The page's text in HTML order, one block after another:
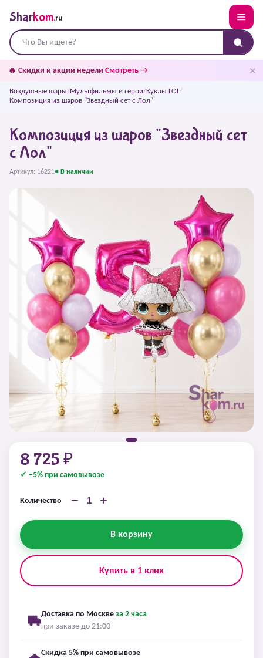
Sharkom.ru
🔥 Скидки и акции недели Смотреть → ✕
Воздушные шары/Мультфильмы и герои/Куклы LOL/
Композиция из шаров "Звездный сет с Лол"
Композиция из шаров "Звездный сет
с Лол"
Артикул: 16221● В наличии
8 725 ₽
✓ −5% при самовывозе
Количество − +
В корзину
Купить в 1 клик
Доставка по Москве за 2 часа
при заказе до 21:00
Скидка 5% при самовывозе